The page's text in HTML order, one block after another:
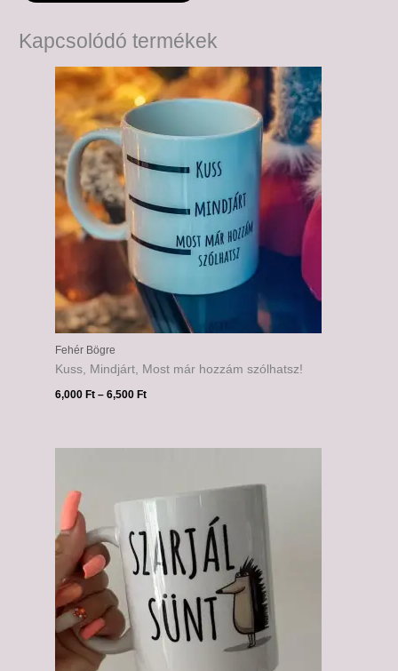
Kapcsolódó termékek
Fehér Bögre
Kuss, Mindjárt, Most már hozzám szólhatsz!
6,000Ft – 6,500Ft
6,000 Ft
-
6,500 Ft